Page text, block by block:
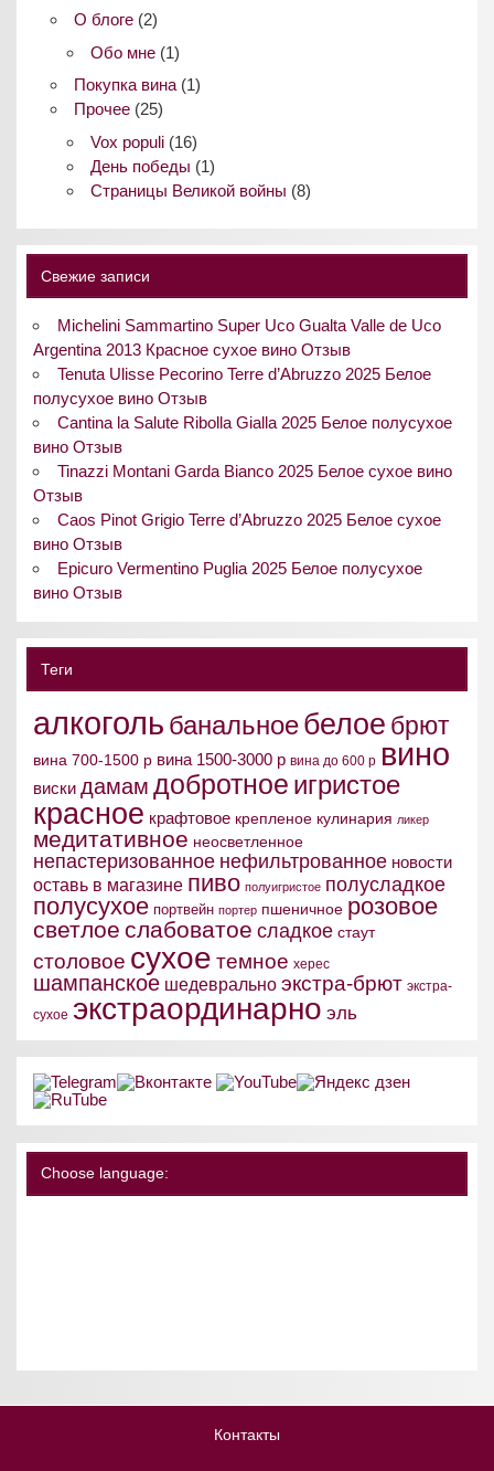
О блоге(2)
Обо мне(1)
Покупка вина(1)
Прочее(25)
Vox populi(16)
День победы (1)
Страницы Великой войны (8)
Свежие записи
Michelini Sammartino Super Uco Gualta Valle de Uco
Argentina 2013 Красное сухое вино Отзыв
Tenuta Ulisse Pecorino Terre d’Abruzzo 2025 Белое
полусухое вино Отзыв
Cantina la Salute Ribolla Gialla 2025 Белое полусухое
вино Отзыв
Tinazzi Montani Garda Bianco 2025 Белое сухое вино
Отзыв
Caos Pinot Grigio Terre d’Abruzzo 2025 Белое сухое
вино Отзыв
Epicuro Vermentino Puglia 2025 Белое полусухое
вино Отзыв
Теги
алкоголь банальноебелое брют
вина 700-1500 р вина 1500-3000 р вина до 600 р вино
виски дамам добротное игристое
красное крафтовое крепленое кулинария ликер
медитативное неосветленное
непастеризованное нефильтрованное новости
оставь в магазине пиво полуигристое полусладкое
полусухое портвейн портер пшеничное розовое
светлое слабоватое сладкое стаут
столовое сухое темное херес
шампанское шедеврально экстра-брют экстра-
сухое экстраординарно эль
Choose language:
Контакты